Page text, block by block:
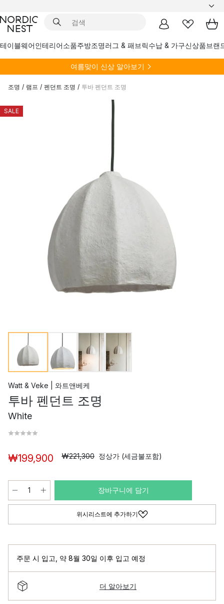
테이블웨어인테리어소품주방조명러그 & 패브릭수납 & 가구신상품브랜
여름맞이 신상 알아보기
조명 / 램프 / 펜던트 조명 / 투바 펜던트 조명
SALE
Watt & Veke | 와트앤베케
투바 펜던트 조명
White
₩199,900 ₩221,300 정상가 (세금불포함)
장바구니에 담기
위시리스트에 추가하기
주문 시 입고 약 8월 30일 이후 입고 예정
더 알아보기